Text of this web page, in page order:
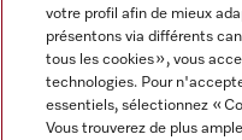
Informations légales
CGV
votre profil afin de mieux
présentons via différents
tous les cookies », vous
technologies. Pour
essentiels, sélectionnez «
Vous trouverez de plus